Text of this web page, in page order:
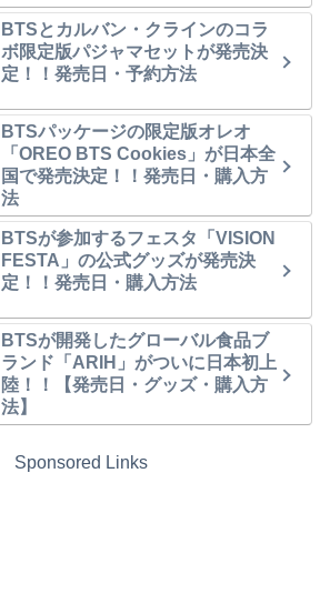
BTSとカルバン・クラインのコラ
ボ限定版パジャマセットが発売決
定！！発売日・予約方法
BTSパッケージの限定版オレオ
「OREO BTS Cookies」が日本全
国で発売決定！！発売日・購入方
法
BTSが参加するフェスタ「VISION
FESTA」の公式グッズが発売決
定！！発売日・購入方法
BTSが開発したグローバル食品ブ
ランド「ARIH」がついに日本初上
陸！！【発売日・グッズ・購入方
法】
Sponsored Links